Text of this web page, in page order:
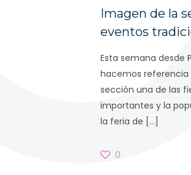
Imagen de la
eventos
Esta semana desde
hacemos referencia
sección una de las
importantes y la
la feria de […]
0